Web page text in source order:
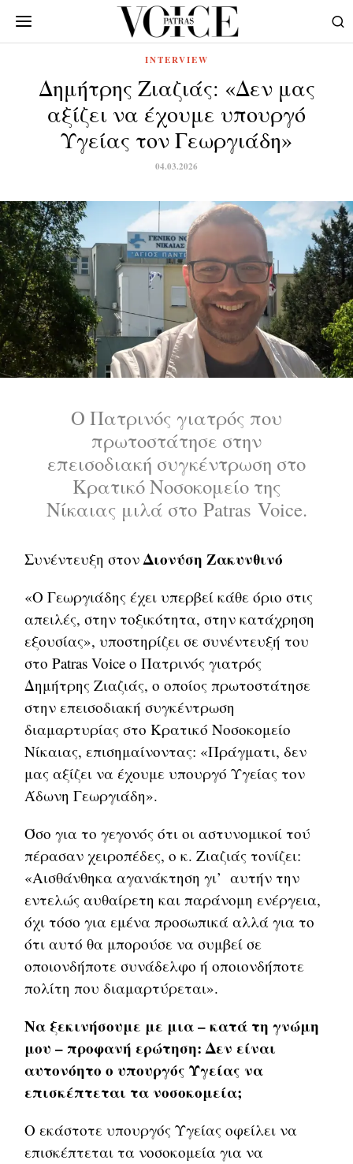
INTERVIEW
Δημήτρης Ζιαζιάς: «Δεν μας
αξίζει να έχουμε υπουργό
Υγείας τον Γεωργιάδη»
04.03.2026
Ο Πατρινός γιατρός που
πρωτοστάτησε στην
επεισοδιακή συγκέντρωση στο
Κρατικό Νοσοκομείο της
Νίκαιας μιλά στο Patras Voice.
Συνέντευξη στονΔιονύση Ζακυνθινό
«Ο Γεωργιάδης έχει υπερβεί κάθε όριο στις
απειλές, στην τοξικότητα, στην κατάχρηση
εξουσίας», υποστηρίζει σε συνέντευξή του
στο Patras Voice o Πατρινός γιατρός
Δημήτρης Ζιαζιάς, ο οποίος πρωτοστάτησε
στην επεισοδιακή συγκέντρωση
διαμαρτυρίας στο Κρατικό Νοσοκομείο
Νίκαιας, επισημαίνοντας: «Πράγματι, δεν
μας αξίζει να έχουμε υπουργό Υγείας τον
Άδωνη Γεωργιάδη».
Όσο για το γεγονός ότι οι αστυνομικοί τού
πέρασαν χειροπέδες, ο κ. Ζιαζιάς τονίζει:
«Αισθάνθηκα αγανάκτηση γι’ αυτήν την
εντελώς αυθαίρετη και παράνομη ενέργεια,
όχι τόσο για εμένα προσωπικά αλλά για το
ότι αυτό θα μπορούσε να συμβεί σε
οποιονδήποτε συνάδελφο ή οποιονδήποτε
πολίτη που διαμαρτύρεται».
Να ξεκινήσουμε με μια – κατά τη γνώμη
μου – προφανή ερώτηση: Δεν είναι
αυτονόητο ο υπουργός Υγείας να
επισκέπτεται τα νοσοκομεία;
Ο εκάστοτε υπουργός Υγείας οφείλει να
επισκέπτεται τα νοσοκομεία για να